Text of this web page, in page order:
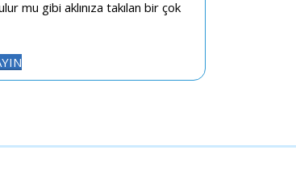
mu gibi aklınıza takılan bir çok